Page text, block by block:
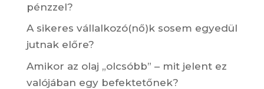
pénzzel?
A sikeres vállalkozó(nő)k sosem egyedül
jutnak előre?
Amikor az olaj „olcsóbb” – mit jelent ez
valójában egy befektetőnek?